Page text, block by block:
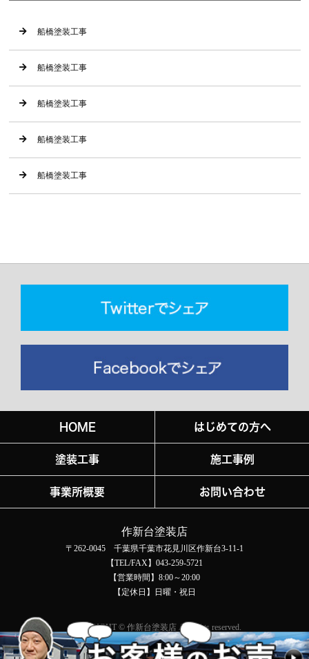
船橋塗装工事
船橋塗装工事
船橋塗装工事
船橋塗装工事
船橋塗装工事
HOME はじめての方へ
塗装工事 施工事例
事業所概要 お問い合わせ
作新台塗装店
〒262-0045 千葉県千葉市花見川区作新台3-11-1
【TEL/FAX】043-259-5721
【営業時間】8:00～20:00
【定休日】日曜・祝日
COPYRIGHT © 作新台塗装店 All rights reserved.